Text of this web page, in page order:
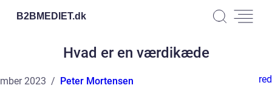
B2BMEDIET.dk
Hvad er en værdikæde
2023 Peter Mortensen